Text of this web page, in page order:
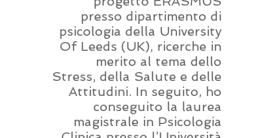
presso dipartimento di
psicologia della University
Of Leeds (UK), ricerche in
merito al tema dello
Stress, della Salute e delle
Attitudini. In seguito, ho
conseguito la laurea
magistrale in Psicologia